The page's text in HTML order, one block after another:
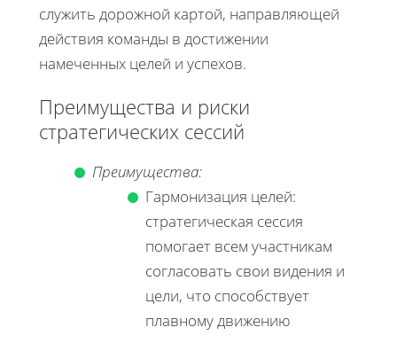
служить дорожной картой, направляющей
действия команды в достижении
намеченных целей и успехов.
Преимущества и риски
стратегических сессий
Преимущества:
Гармонизация целей:
стратегическая сессия
помогает всем участникам
согласовать свои видения и
цели, что способствует
плавному движению